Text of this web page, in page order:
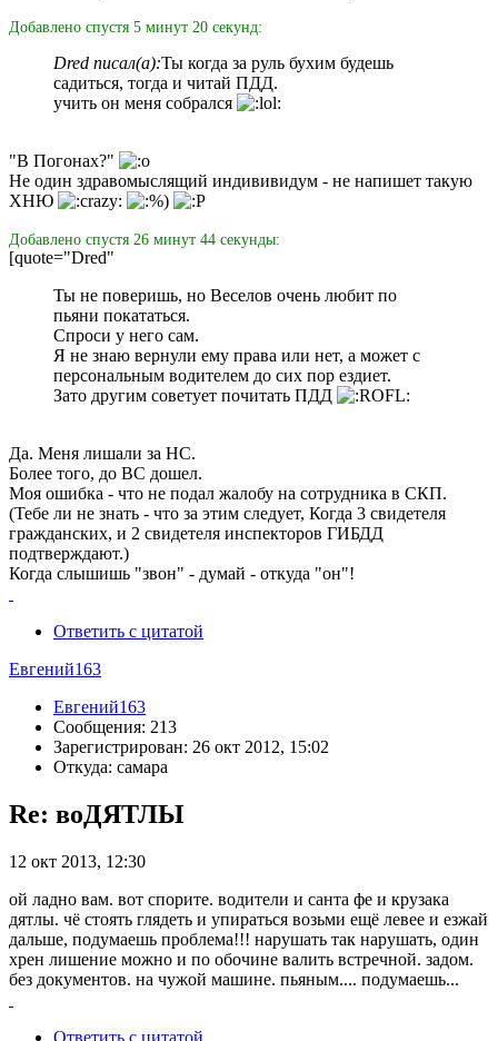
Добавлено спустя 5 минут 20 секунд:
Dred писал(а):Ты когда за руль бухим будешь
садиться, тогда и читай ПДД.
учить он меня собрался
"В Погонах?"
Не один здравомыслящий индививидум - не напишет такую
ХНЮ
Добавлено спустя 26 минут 44 секунды:
[quote="Dred"
Ты не поверишь, но Веселов очень любит по
пьяни покататься.
Спроси у него сам.
Я не знаю вернули ему права или нет, а может с
персональным водителем до сих пор ездиет.
Зато другим советует почитать ПДД
Да. Меня лишали за НС.
Более того, до ВС дошел.
Моя ошибка - что не подал жалобу на сотрудника в СКП.
(Тебе ли не знать - что за этим следует, Когда 3 свидетеля
гражданских, и 2 свидетеля инспекторов ГИБДД
подтверждают.)
Когда слышишь "звон" - думай - откуда "он"!
Ответить с цитатой
Евгений163
Евгений163
Сообщения: 213
Зарегистрирован: 26 окт 2012, 15:02
Откуда: самара
Re: воДЯТЛЫ
12 окт 2013, 12:30
ой ладно вам. вот спорите. водители и санта фе и крузака
дятлы. чё стоять глядеть и упираться возьми ещё левее и езжай
дальше, подумаешь проблема!!! нарушать так нарушать, один
хрен лишение можно и по обочине валить встречной. задом.
без документов. на чужой машине. пьяным.... подумаешь...
Ответить с цитатой